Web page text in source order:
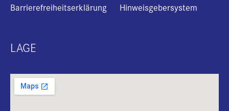
Barrierefreiheitserklärung
Hinweisgebersystem
LAGE